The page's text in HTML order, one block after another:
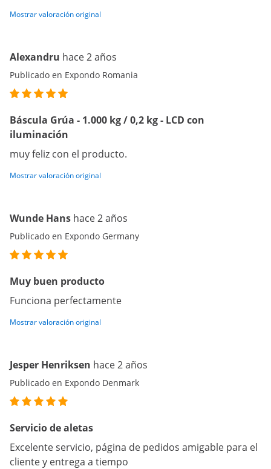
Mostrar valoración original
Alexandru hace 2 años
Publicado en Expondo Romania
Báscula Grúa - 1.000 kg / 0,2 kg - LCD con
iluminación
muy feliz con el producto.
Mostrar valoración original
Wunde Hans hace 2 años
Publicado en Expondo Germany
Muy buen producto
Funciona perfectamente
Mostrar valoración original
Jesper Henriksen hace 2 años
Publicado en Expondo Denmark
Servicio de aletas
Excelente servicio, página de pedidos amigable para el
cliente y entrega a tiempo